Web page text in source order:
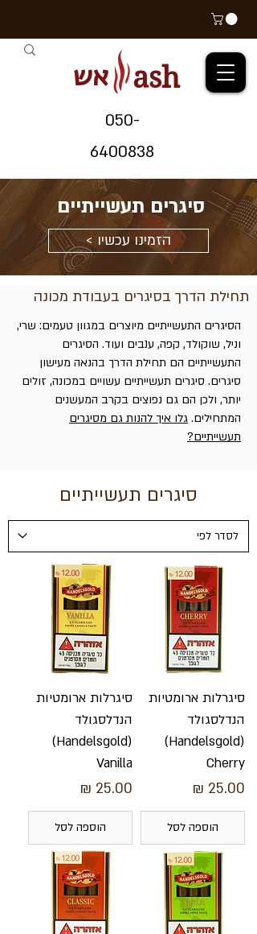
אש ash
050-
6400838
סיגרים תעשייתיים
< הזמינו עכשיו
תחילת הדרך בסיגרים בעבודת מכונה
הסיגרים התעשייתיים מיוצרים במגוון טעמים: שרי,
וניל, שוקולד, קפה, ענבים ועוד. הסיגרים
התעשייתיים הם תחילת הדרך בהנאה מעישון
סיגרים. סיגרים תעשייתיים עשויים במכונה, זולים
יותר, ולכן הם גם נפוצים בקרב המעשנים
המתחילים. גלו איך להנות גם מסיגרים
תעשייתיים?
סיגרים תעשייתיים
סיגרלות ארומטיות
הנדלסגולד
(Handelsgold)
Cherry
מחיר
הוספה לסל
סיגרלות ארומטיות
הנדלסגולד
(Handelsgold)
Vanilla
מחיר
הוספה לסל